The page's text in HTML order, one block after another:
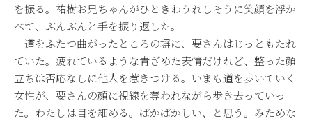
を振る。祐樹お兄ちゃんがひときわうれしそうに笑顔を浮か
べて、ぶんぶんと手を振り返した。
道をふたつ曲がったところの塀に、要さんはじっともたれ
ていた。疲れているような青ざめた表情だけれど、整った顔
立ちは否応なしに他人を惹きつける。いまも道を歩いていく
女性が、要さんの顔に視線を奪われながら歩き去っていっ
た。わたしは目を細める。ばかばかしい、と思う。みためな